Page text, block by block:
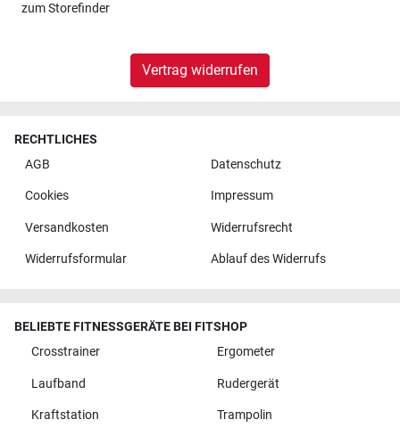
zumStorefinder
Vertrag widerrufen
RECHTLICHES
AGB
Datenschutz
Cookies Impressum
Versandkosten Widerrufsrecht
Widerrufsformular Ablauf des Widerrufs
BELIEBTE FITNESSGERÄTE BEI FITSHOP
Crosstrainer
Ergometer
Laufband Rudergerät
Kraftstation Trampolin